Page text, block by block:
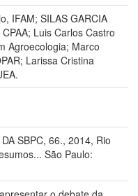
IFAM; SILAS GARCIA
Luis Carlos Castro
Agroecologia; Marco
Larissa Cristina
SBPC, 66., 2014, Rio
São Paulo: